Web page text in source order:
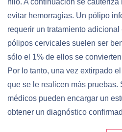
hilo. A continuación se
evitar hemorragias. Un pólipo
requerir un tratamiento
pólipos cervicales suelen ser
sólo el 1% de ellos se
Por lo tanto, una vez extirpado
que se le realicen más pruebas.
médicos pueden encargar un
obtener un diagnóstico